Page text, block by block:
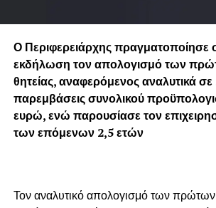
Ο Περιφερειάρχης πραγματοποίησε
εκδήλωση τον απολογισμό των
θητείας, αναφερόμενος αναλυτικά σε
παρεμβάσεις συνολικού
ευρώ, ενώ παρουσίασε τον
των επόμενων 2,5 ετών
Τον αναλυτικό απολογισμό των